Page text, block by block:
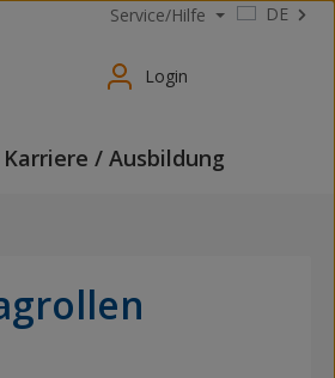
DE
Service/Hilfe
Login
Karriere / Ausbildung